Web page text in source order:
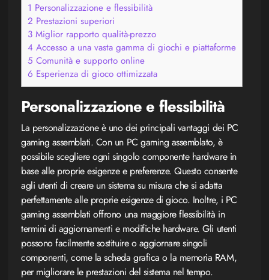
1 Personalizzazione e flessibilità
2 Prestazioni superiori
3 Miglior rapporto qualità-prezzo
4 Accesso a una vasta gamma di giochi e piattaforme
5 Comunità e supporto online
6 Esperienza di gioco ottimizzata
Personalizzazione e flessibilità
La personalizzazione è uno dei principali vantaggi dei PC
gaming assemblati. Con un PC gaming assemblato, è
possibile scegliere ogni singolo componente hardware in
base alle proprie esigenze e preferenze. Questo consente
agli utenti di creare un sistema su misura che si adatta
perfettamente alle proprie esigenze di gioco. Inoltre, i PC
gaming assemblati offrono una maggiore flessibilità in
termini di aggiornamenti e modifiche hardware. Gli utenti
possono facilmente sostituire o aggiornare singoli
componenti, come la scheda grafica o la memoria RAM,
per migliorare le prestazioni del sistema nel tempo.